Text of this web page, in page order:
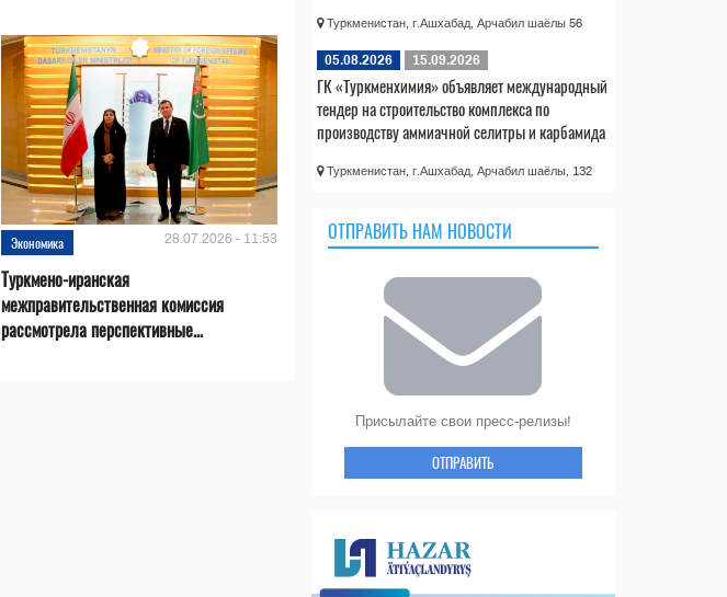
Экономика 28.07.2026 - 11:53
Туркмено-иранская
межправительственная комиссия
рассмотрела перспективные...
Туркменистан, г.Ашхабад, Арчабил шаёлы 56
05.08.2026 15.09.2026
ГК «Туркменхимия» объявляет международный
тендер на строительство комплекса по
производству аммиачной селитры и карбамида
Туркменистан, г.Ашхабад, Арчабил шаёлы, 132
ОТПРАВИТЬ НАМ НОВОСТИ
Присылайте свои пресс-релизы!
ОТПРАВИТЬ